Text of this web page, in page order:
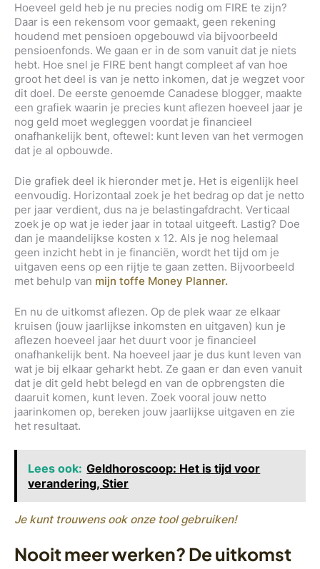
Hoeveel geld heb je nu precies nodig om FIRE te zijn?
Daar is een rekensom voor gemaakt, geen rekening
houdend met pensioen opgebouwd via bijvoorbeeld
pensioenfonds. We gaan er in de som vanuit dat je niets
hebt. Hoe snel je FIRE bent hangt compleet af van hoe
groot het deel is van je netto inkomen, dat je wegzet voor
dit doel. De eerste genoemde Canadese blogger, maakte
een grafiek waarin je precies kunt aflezen hoeveel jaar je
nog geld moet wegleggen voordat je financieel
onafhankelijk bent, oftewel: kunt leven van het vermogen
dat je al opbouwde.
Die grafiek deel ik hieronder met je. Het is eigenlijk heel
eenvoudig. Horizontaal zoek je het bedrag op dat je netto
per jaar verdient, dus na je belastingafdracht. Verticaal
zoek je op wat je ieder jaar in totaal uitgeeft. Lastig? Doe
dan je maandelijkse kosten x 12. Als je nog helemaal
geen inzicht hebt in je financiën, wordt het tijd om je
uitgaven eens op een rijtje te gaan zetten. Bijvoorbeeld
met behulp van mijn toffe Money Planner.
En nu de uitkomst aflezen. Op de plek waar ze elkaar
kruisen (jouw jaarlijkse inkomsten en uitgaven) kun je
aflezen hoeveel jaar het duurt voor je financieel
onafhankelijk bent. Na hoeveel jaar je dus kunt leven van
wat je bij elkaar geharkt hebt. Ze gaan er dan even vanuit
dat je dit geld hebt belegd en van de opbrengsten die
daaruit komen, kunt leven. Zoek vooral jouw netto
jaarinkomen op, bereken jouw jaarlijkse uitgaven en zie
het resultaat.
Lees ook: Geldhoroscoop: Het is tijd voor
verandering, Stier
Je kunt trouwens ook onze tool gebruiken!
Nooit meer werken? De uitkomst